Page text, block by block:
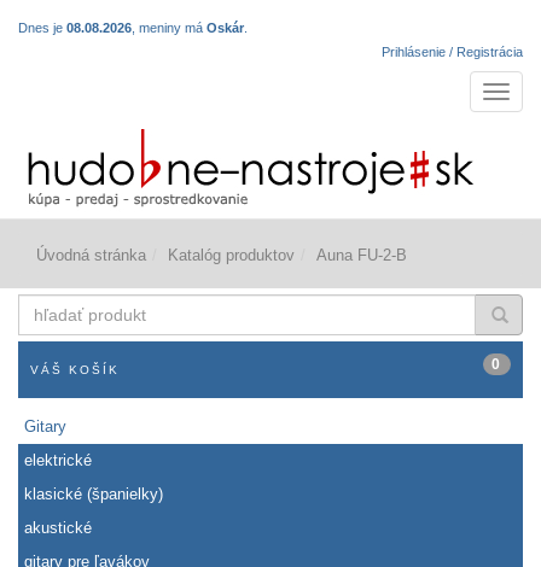
Dnes je 08.08.2026 , meniny má Oskár
Prihlásenie / Registrácia
Úvodná stránka Katalóg produktov Auna FU-2-B
produkt
VÁŠ KOŠÍK 0
Gitary
elektrické
klasické (španielky)
akustické
gitary pre ľavákov